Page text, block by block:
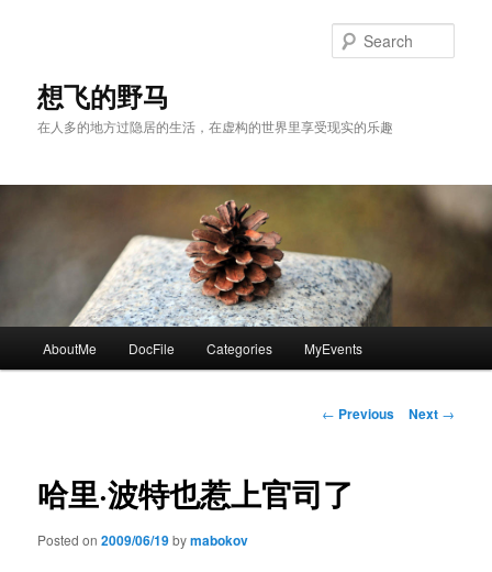
content想飞的野马
在人多的地方过隐居的生活，在虚构的世界里享受现实的乐趣
AboutMe DocFile Categories MyEvents
Post
← Previous Next →
哈里·波特也惹上官司了
Posted on2009/06/19bymabokov